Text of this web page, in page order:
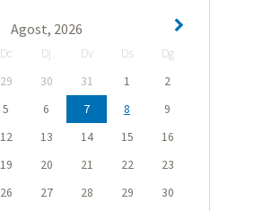
Agost, 2026
Dc Dj Dv Ds
Dg
29 30 31 1
2
5 6 7 8
9
12 13 14 15
16
19 20 21 22
23
26 27 28 29
30